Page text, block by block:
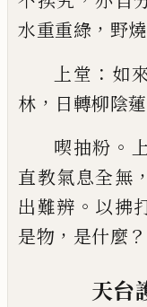
水重重綠 ， 野
上堂 ： 如
林 ， 日轉柳陰
喫抽粉 。
直教氣息全無 ，
出難辨 。 以拂
是物 ， 是什麼 ？
天台